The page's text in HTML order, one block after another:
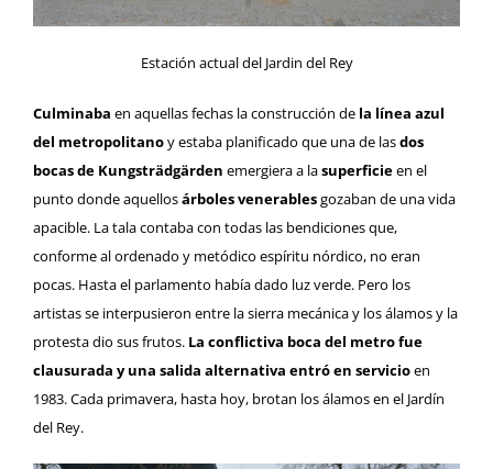
Estación actual del Jardin del Rey
Culminaba en aquellas fechas la construcción de la línea azul
del metropolitanoy estaba planificado que una de lasdos
bocas de Kungsträdgärden emergiera a lasuperficieen el
punto donde aquellosárboles venerablesgozaban de una vida
apacible. La tala contaba con todas las bendiciones que,
conforme al ordenado y metódico espíritu nórdico, no eran
pocas. Hasta el parlamento había dado luz verde. Pero los
artistas se interpusieron entre la sierra mecánica y los álamos y la
protesta dio sus frutos. La conflictiva boca del metro fue
clausurada y una salida alternativa entró en servicioen
1983. Cada primavera, hasta hoy, brotan los álamos en el Jardín
del Rey.